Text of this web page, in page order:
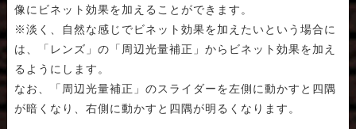
像にビネット効果を加えることができます。
※淡く、自然な感じでビネット効果を加えたいという場合に
は、「レンズ」の「周辺光量補正」からビネット効果を加え
るようにします。
なお、「周辺光量補正」のスライダーを左側に動かすと四隅
が暗くなり、右側に動かすと四隅が明るくなります。